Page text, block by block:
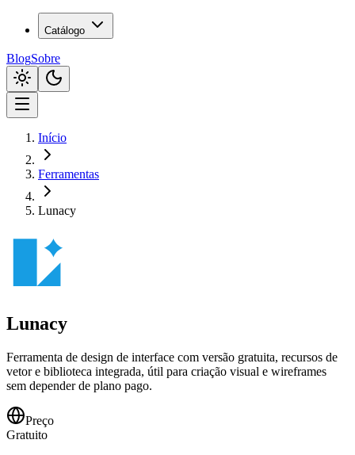
Catálogo
BlogSobre
Início
Ferramentas
Lunacy
Lunacy
Ferramenta de design de interface com versão gratuita, recursos de
vetor e biblioteca integrada, útil para criação visual e wireframes
sem depender de plano pago.
Preço
Gratuito